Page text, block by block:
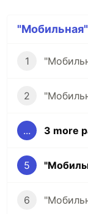
1
2
... 3 more
5
6